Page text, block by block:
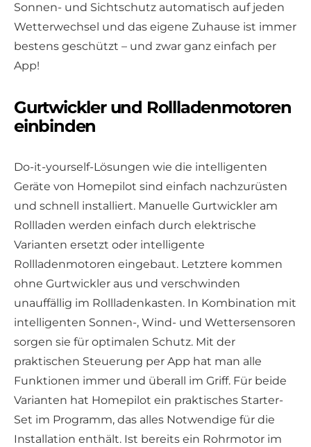
Sonnen- und Sichtschutz automatisch auf jeden
Wetterwechsel und das eigene Zuhause ist immer
bestens geschützt – und zwar ganz einfach per
App!
Gurtwickler und Rollladenmotoren
einbinden
Do-it-yourself-Lösungen wie die intelligenten
Geräte von Homepilot sind einfach nachzurüsten
und schnell installiert. Manuelle Gurtwickler am
Rollladen werden einfach durch elektrische
Varianten ersetzt oder intelligente
Rollladenmotoren eingebaut. Letztere kommen
ohne Gurtwickler aus und verschwinden
unauffällig im Rollladenkasten. In Kombination mit
intelligenten Sonnen-, Wind- und Wettersensoren
sorgen sie für optimalen Schutz. Mit der
praktischen Steuerung per App hat man alle
Funktionen immer und überall im Griff. Für beide
Varianten hat Homepilot ein praktisches Starter-
Set im Programm, das alles Notwendige für die
Installation enthält. Ist bereits ein Rohrmotor im